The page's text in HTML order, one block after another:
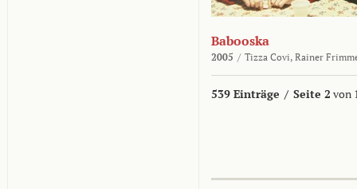
Babooska
2005 / Tizza Covi, Rainer
539 Einträge / Seite 2 von